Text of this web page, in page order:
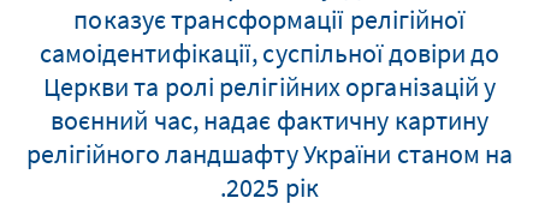
показує трансформації релігійної
самоідентифікації, суспільної довіри до
Церкви та ролі релігійних організацій у
воєнний час, надає фактичну картину
релігійного ландшафту України станом на
2025 рік.